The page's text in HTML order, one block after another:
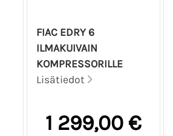
FIAC EDRY 6
ILMAKUIVAIN
KOMPRESSORILLE
Lisätiedot
1 299,00 €